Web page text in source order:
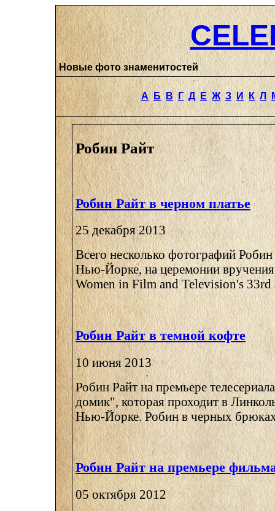
Новые фото знаменитостей
А Б В Г Д Е Ж З И К Л
Робин Райт
Робин Райт в черном платье
25 декабря 2013
Всего несколько фотографий
Нью-Йорке, на церемонии
Women in Film and Television's 33rd
Робин Райт в темной кофте
10 июня 2013
Робин Райт на премьере
домик", которая проходит в
Нью-Йорке. Робин в черных
Робин Райт на премьере
05 октября 2012